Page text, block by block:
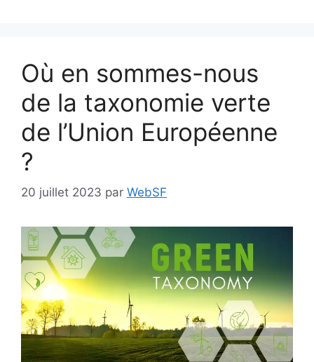
Où en sommes-nous
de la taxonomie verte
de l’Union Européenne
?
20 juillet 2023 par WebSF